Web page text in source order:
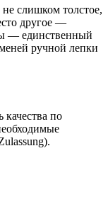
слишком толстое,
другое —
— единственный
ручной лепки
по